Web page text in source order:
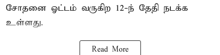
சோதனை ஓட்டம் வருகிற 12-ந் தேதி நடக்க
உள்ளது.
Read More